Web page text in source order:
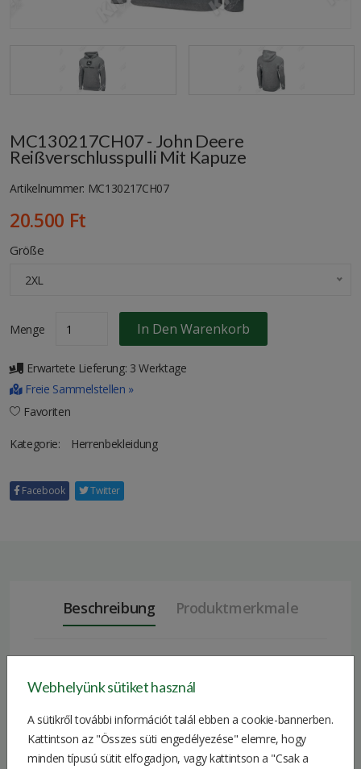
MC130217CH07 - John Deere
Reißverschlusspulli Mit Kapuze
Artikelnummer: MC130217CH07
20.500 Ft
Größe
2XL
Menge In Den Warenkorb
Erwartete Lieferung: 3 Werktage
Freie Sammelstellen »
Favoriten
Kategorie: Herrenbekleidung
Facebook Twitter
Beschreibung Produktmerkmale
Dunkelgraues John Deere Kapuzensweatshirt aus Fleece
mit Markenlogo-Siebdruck auf der Brust. Material: 60 %
Baumwolle, 40 % Polyester.
Größe 2XL
Webhelyünk sütiket használ
A sütikről további információt talál ebben a cookie-bannerben.
Kattintson az "Összes süti engedélyezése" elemre, hogy
minden típusú sütit elfogadjon, vagy kattintson a "Csak a